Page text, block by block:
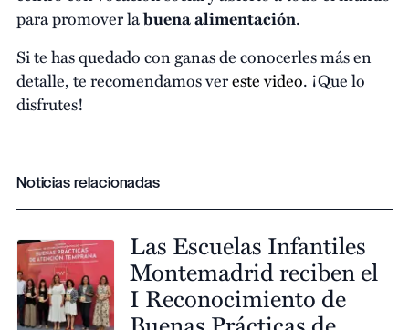
para promover labuena alimentación.
Si te has quedado con ganas de conocerles más en
detalle, te recomendamos vereste video. ¡Que lo
disfrutes!
Noticias relacionadas
Las Escuelas Infantiles
Montemadrid reciben el
I Reconocimiento de